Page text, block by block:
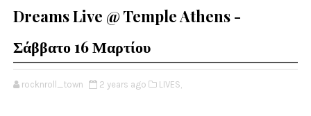
Dreams Live @ Temple Athens -
Σάββατο 16 Μαρτίου
rocknroll_town 2 years ago LIVES,